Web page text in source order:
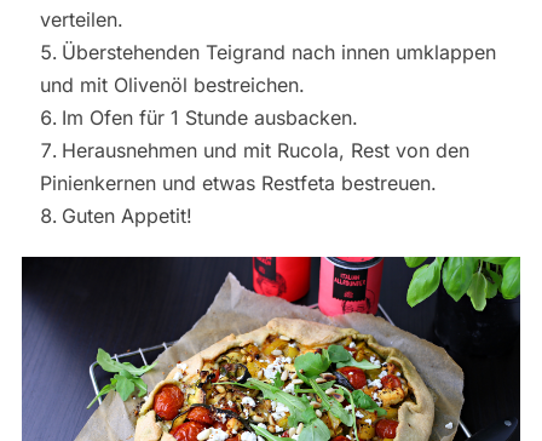
verteilen.
Überstehenden Teigrand nach innen umklappen
und mit Olivenöl bestreichen.
Im Ofen für 1 Stunde ausbacken.
Herausnehmen und mit Rucola, Rest von den
Pinienkernen und etwas Restfeta bestreuen.
Guten Appetit!